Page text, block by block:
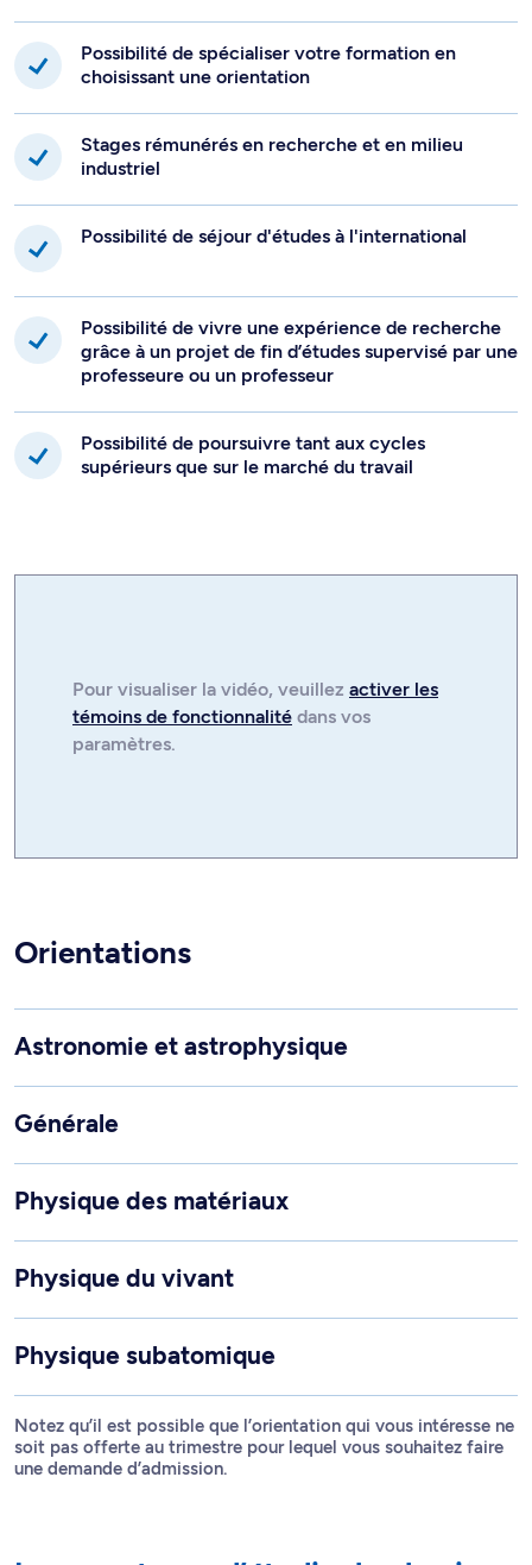
Possibilité de spécialiser votre formation en
choisissant une orientation
Stages rémunérés en recherche et en milieu
industriel
Possibilité de séjour d'études à l'international
Possibilité de vivre une expérience de recherche
grâce à un projet de fin d’études supervisé par une
professeure ou un professeur
Possibilité de poursuivre tant aux cycles
supérieurs que sur le marché du travail
Pour visualiser la vidéo, veuillez activer les
témoins de fonctionnalité dans vos
paramètres.
Orientations
Astronomie et astrophysique
Générale
Physique des matériaux
Physique du vivant
Physique subatomique
Notez qu’il est possible que l’orientation qui vous intéresse ne
soit pas offerte au trimestre pour lequel vous souhaitez faire
une demande d’admission.